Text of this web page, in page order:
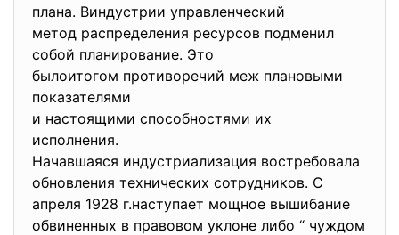
плана. Виндустрии управленческий
метод распределения ресурсов подменил
собой планирование. Это
былоитогом противоречий меж плановыми
показателями
и настоящими способностями их
исполнения.
Начавшаяся индустриализация востребовала
обновления технических сотрудников. С
апреля 1928 г.наступает мощное вышибание
обвиненных в правовом уклоне либо “ чуждом